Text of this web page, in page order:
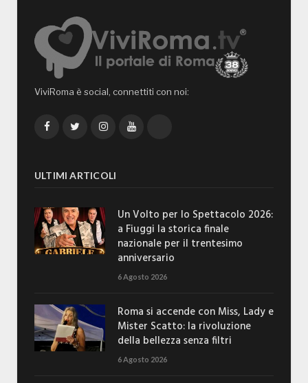
ViviRoma è social, connettiti con noi:
FacebookTwitterInstagramYouTube
ULTIMI ARTICOLI
Un Volto per lo Spettacolo 2026:
a Fiuggi la storica finale
nazionale per il trentesimo
anniversario
6 Agosto 2026
Roma si accende con Miss, Lady e
Mister Scatto: la rivoluzione
della bellezza senza filtri
6 Agosto 2026